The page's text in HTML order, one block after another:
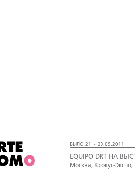
БЫЛО 21 - 23.09.2011
EQUIPO DRT НА
Москва, Крокус-